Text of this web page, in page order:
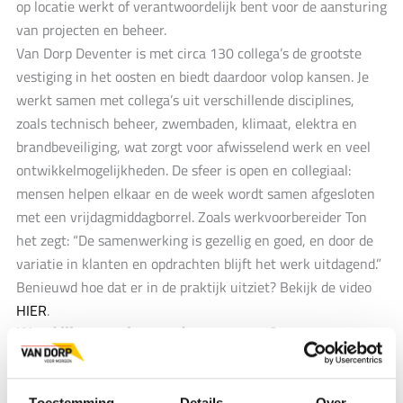
op locatie werkt of verantwoordelijk bent voor de aansturing
van projecten en beheer.
Van Dorp Deventer is met circa 130 collega’s de grootste
vestiging in het oosten en biedt daardoor volop kansen. Je
werkt samen met collega’s uit verschillende disciplines,
zoals technisch beheer, zwembaden, klimaat, elektra en
brandbeveiliging, wat zorgt voor afwisselend werk en veel
ontwikkelmogelijkheden. De sfeer is open en collegiaal:
mensen helpen elkaar en de week wordt samen afgesloten
met een vrijdagmiddagborrel. Zoals werkvoorbereider Ton
het zegt: “De samenwerking is gezellig en goed, en door de
variatie in klanten en opdrachten blijft het werk uitdagend.”
Benieuwd hoe dat er in de praktijk uitziet? Bekijk de video
HIER.
Word jij onze nieuwe dorpsgenoot?
Solliciteer vandaag nog als Werkvoorbereider / Calculator in